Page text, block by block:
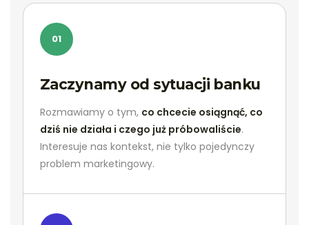
01
Zaczynamy od sytuacji banku
Rozmawiamy o tym, co chcecie osiągnąć, co
dziś nie działa i czego już próbowaliście.
Interesuje nas kontekst, nie tylko pojedynczy
problem marketingowy.